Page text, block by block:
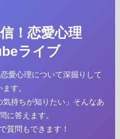
！恋愛心理
ライブ
愛心理について深掘りして
ます。
気持ちが知りたい」そんなあ
に答えます。
質問もできます！